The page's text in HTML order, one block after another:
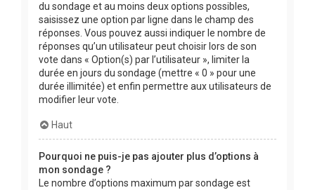
du sondage et au moins deux options possibles,
saisissez une option par ligne dans le champ des
réponses. Vous pouvez aussi indiquer le nombre de
réponses qu’un utilisateur peut choisir lors de son
vote dans « Option(s) par l’utilisateur », limiter la
durée en jours du sondage (mettre « 0 » pour une
durée illimitée) et enfin permettre aux utilisateurs de
modifier leur vote.
Haut
Pourquoi ne puis-je pas ajouter plus d’options à
mon sondage ?
Le nombre d’options maximum par sondage est